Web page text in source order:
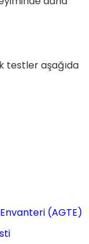
testler aşağıda
(AGTE)